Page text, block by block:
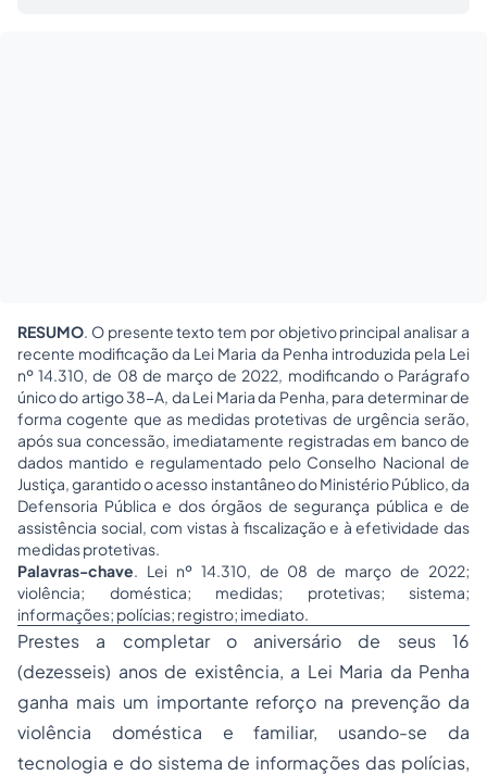
RESUMO. O presente texto tem por objetivo principal analisar a
recente modificação da Lei Maria da Penha introduzida pela Lei
nº 14.310, de 08 de março de 2022, modificando o Parágrafo
único do artigo 38-A, da Lei Maria da Penha, para determinar de
forma cogente que as medidas protetivas de urgência serão,
após sua concessão, imediatamente registradas em banco de
dados mantido e regulamentado pelo Conselho Nacional de
Justiça, garantido o acesso instantâneo do Ministério Público, da
Defensoria Pública e dos órgãos de segurança pública e de
assistência social, com vistas à fiscalização e à efetividade das
medidas protetivas.
Palavras-chave. Lei nº 14.310, de 08 de março de 2022;
violência; doméstica; medidas; protetivas; sistema;
informações; polícias; registro; imediato.
Prestes a completar o aniversário de seus 16
(dezesseis) anos de existência, a Lei Maria da Penha
ganha mais um importante reforço na prevenção da
violência doméstica e familiar, usando-se da
tecnologia e do sistema de informações das polícias,